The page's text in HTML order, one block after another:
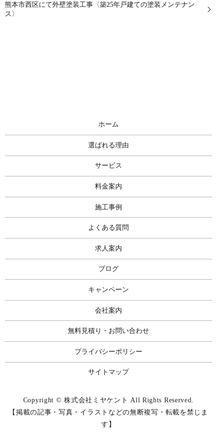
熊本市西区にて外壁塗装工事〈築25年戸建ての塗装メンテナン
ス〉
ホーム
選ばれる理由
サービス
料金案内
施工事例
よくある質問
求人案内
ブログ
キャンペーン
会社案内
無料見積り・お問い合わせ
プライバシーポリシー
サイトマップ
Copyright © 株式会社ミヤケント All Rights Reserved.
【掲載の記事・写真・イラストなどの無断複写・転載を禁じま
す】